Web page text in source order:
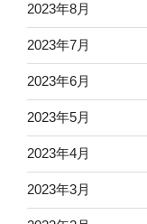
2023年8月
2023年7月
2023年6月
2023年5月
2023年4月
2023年3月